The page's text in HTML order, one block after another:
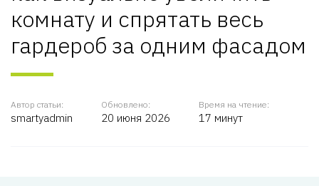
комнату и спрятать весь
гардероб за одним фасадом
Автор статьи:
smartyadmin
Обновлено:
20 июня 2026
Время на чтение:
17 минут